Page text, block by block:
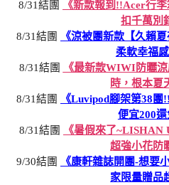
8/31結團
《新款報到!!Acer行
扣千萬別
8/31結團
《涼被團新款【久賴
柔軟幸福
8/31結團
《最新款WIWI防曬
時，根本夏
8/31結團
《Luvipod腳架第38
便宜200
8/31結團
《暑假來了
超強小花防
9/30結團
《康軒雜誌開團-想要
家限量贈品